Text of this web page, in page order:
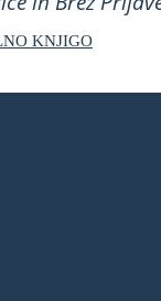
KNJIGO